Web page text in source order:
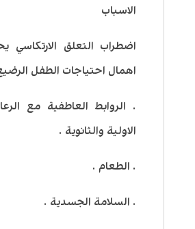
الاسباب
اضطراب التعلق
اهمال احتياجات الطفل
. الروابط العاطفية مع
الاولية والثانوية .
. الطعام .
. السلامة الجسدية .